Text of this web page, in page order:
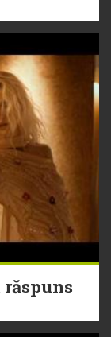
răspuns